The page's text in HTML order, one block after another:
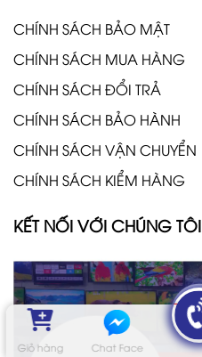
Giỏ hàng Chat Face
CHÍNH SÁCH BẢO MẬT
CHÍNH SÁCH MUA HÀNG
CHÍNH SÁCH ĐỔI TRẢ
CHÍNH SÁCH BẢO HÀNH
CHÍNH SÁCH VẬN CHUYỂN
CHÍNH SÁCH KIỂM HÀNG
KẾT NỐI VỚI CHÚNG TÔI